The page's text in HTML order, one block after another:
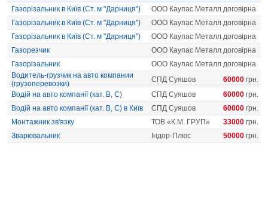
Газорізальник в Київ (Ст. м "Дарниця") ООО Каупас Металл договірна
Газорізальник в Київ (Ст. м "Дарниця")
ООО Каупас Металл договірна
Газорізальник в Київ (Ст. м "Дарниця")
ООО Каупас Металл договірна
Газорезчик
ООО Каупас Металл договірна
Газорізальник
ООО Каупас Металл договірна
Водитель-грузчик на авто компании
(грузоперевозки)
СПД Суяшов 60000 грн.
Водій на авто компанії (кат. В, С)
СПД Суяшов 60000 грн.
Водій на авто компанії (кат. В, С) в Київ
СПД Суяшов 60000 грн.
Монтажник зв'язку
ТОВ «К.М. ГРУП» 33000 грн.
Зварювальник
Індор-Плюс 50000 грн.